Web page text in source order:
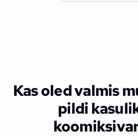
Kas oled valmis
pildi